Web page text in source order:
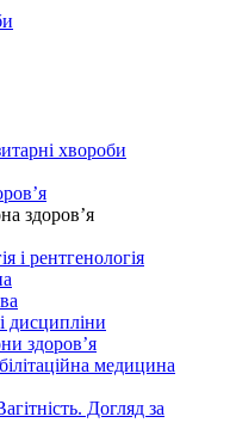
хвороби
здоров’я
і рентгенологія
дисципліни
здоров’я
медицина
Догляд за